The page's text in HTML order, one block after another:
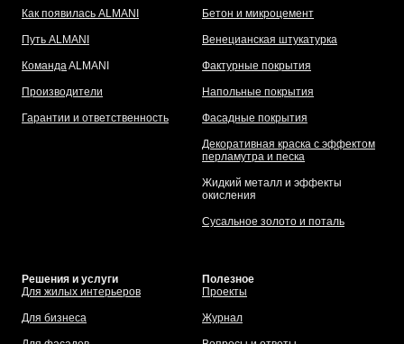
Как появилась ALMANI
Путь ALMANI
КомандаALMANI
Производители
Гарантии и ответственность
Бетон и микроцемент
Венецианская штукатурка
Фактурные покрытия
Напольные покрытия
Фасадные покрытия
Декоративная краска с эффектом
перламутра и песка
Жидкий металл и эффекты
окисления
Сусальное золото и поталь
Решения и услуги
Для жилых интерьеров
Для бизнеса
Полезное
Проекты
Журнал